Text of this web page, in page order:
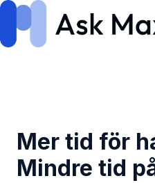
Mer tid för
Mindre tid